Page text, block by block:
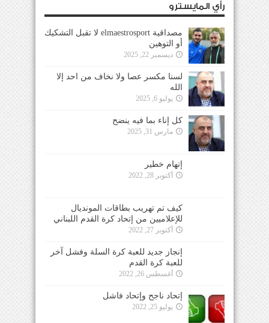
رأي المايسترو
مصداقية elmaestrosport لا تقبل التشكيك
أو التوهين
ديسمبر 22, 2025
لسنا مكسر عصا ولا نخاف من احد إلا
الله
يوليو 6, 2025
كل إناء بما فيه ينضح
مارس 31, 2025
إتهام خطير
أكتوبر 28, 2022
كيف تم تهريب بطاقات المونديال
للإعلاميين من إتحاد كرة القدم اللبناني
أكتوبر 27, 2022
إنجاز جديد للعبة كرة السلة وفشل آخر
للعبة كرة القدم
أغسطس 26, 2022
إتحاد ناجح وإتحاد فاشل
يوليو 25, 2022